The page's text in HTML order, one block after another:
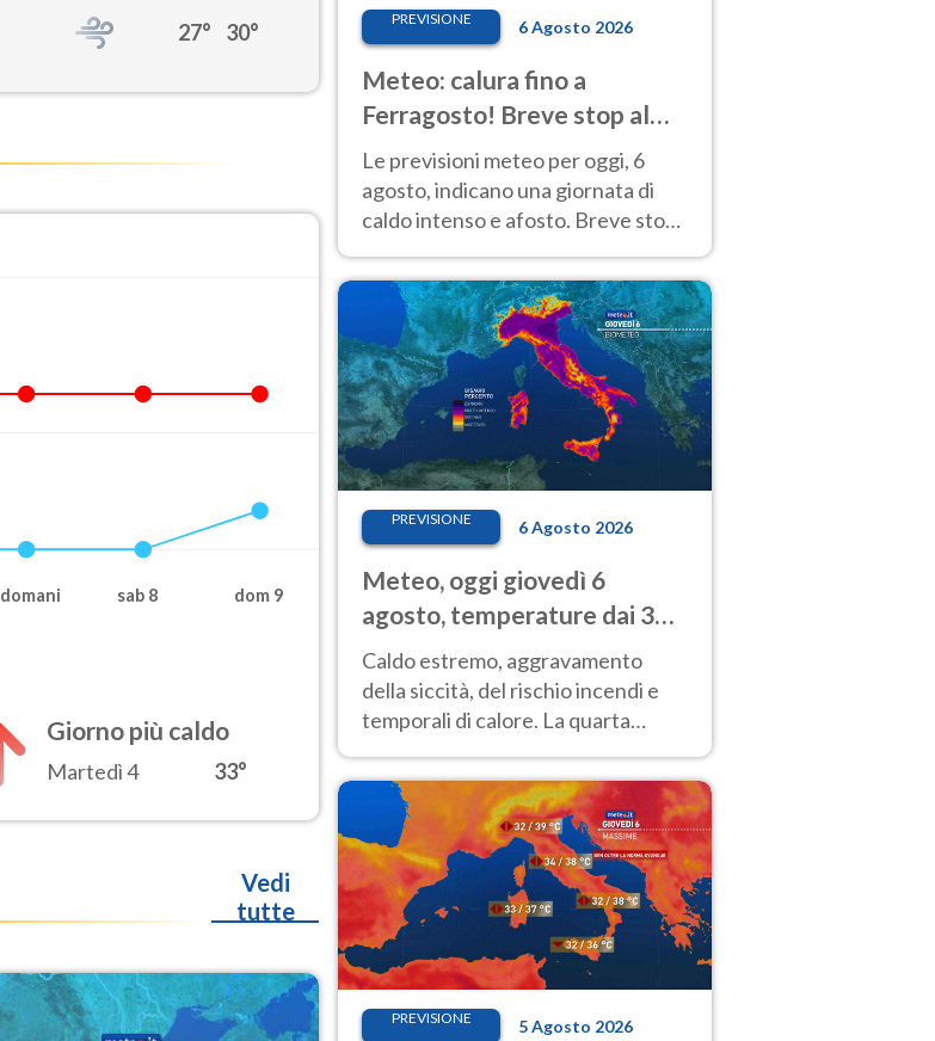
27° 30°
domani sab 8 dom 9
Giorno più caldo
Martedì 4 33°
Vedi
tutte
PREVISIONE 6 Agosto 2026
Meteo: calura fino a
Ferragosto! Breve stop al
Nord tra 7 e 9 agosto
Le previsioni meteo per oggi, 6
agosto, indicano una giornata di
caldo intenso e afosto. Breve stop
Nord.
PREVISIONE 6 Agosto 2026
Meteo, oggi giovedì 6
agosto, temperature dai 33
ai 40 gradi
Caldo estremo, aggravamento
della siccità, del rischio incendi e
temporali di calore. La quarta
tregua e durerà fino Ferragosto
PREVISIONE 5 Agosto 2026